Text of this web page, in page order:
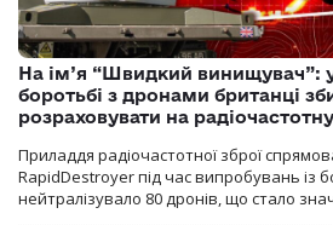
На ім’я “Швидкий винищувач”:
боротьбі з дронами британці
розраховувати на
Приладдя радіочастотної зброї
RapidDestroyer під час випробувань із
нейтралізувало 80 дронів, що стало